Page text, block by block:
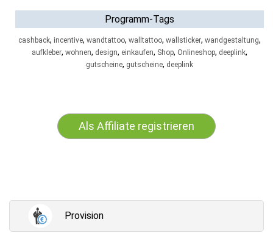
Programm-Tags
cashback, incentive, wandtattoo, walltattoo, wallsticker, wandgestaltung,
aufkleber, wohnen, design, einkaufen, Shop, Onlineshop, deeplink,
gutscheine, gutscheine, deeplink
Als Affiliate registrieren
Provision